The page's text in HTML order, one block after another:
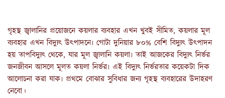
গৃহস্থ জ্বালানির প্রয়োজনে কয়লার ব্যবহার এখন খুবই সীমিত, কয়লার মূল
ব্যবহার এখন বিদ্যুৎ উৎপাদনে৷ গোটা দুনিয়ার ৮০% বেশি বিদ্যুৎ উৎপাদন
হয় তাপবিদ্যুৎ থেকে, যার মূল জ্বালানি কয়লা৷ তাই আজকের বিদ্যুৎ নির্ভর
জনজীবন আসলে মূলত কয়লা নির্ভর৷ এই বিদ্যুৎ নির্ভরতার কয়েকটা দিক
আলোচনা করা যাক৷ প্রথমে বোঝার সুবিধার জন্য গৃহস্থ ব্যবহারের উদাহরণ
নেবো।